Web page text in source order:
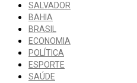
SALVADOR
BAHIA
BRASIL
ECONOMIA
POLÍTICA
ESPORTE
SAÚDE